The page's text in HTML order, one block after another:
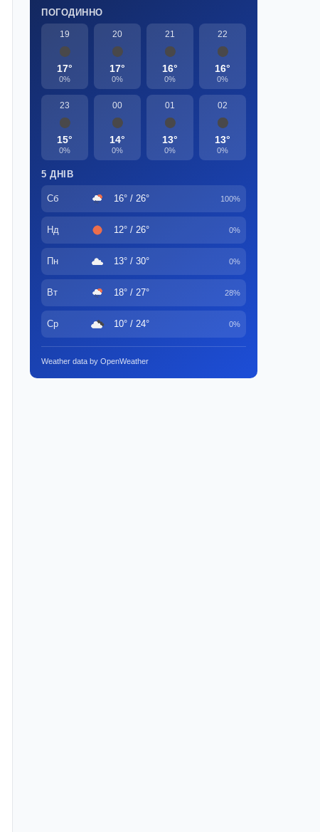
ПОГОДИННО
19
17°
0%
20
17°
0%
21
16°
0%
22
16°
0%
23
15°
0%
00
14°
0%
01
13°
0%
02
13°
0%
5 ДНІВ
Сб 16° / 26° 100%
Нд 12° / 26° 0%
Пн 13° / 30° 0%
Вт 18° / 27° 28%
Ср 10° / 24° 0%
Weather data by OpenWeather